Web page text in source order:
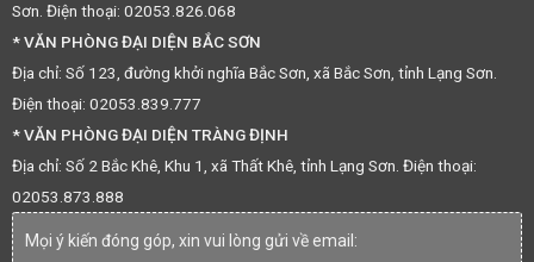
Sơn. Điện thoại: 02053.826.068
* VĂN PHÒNG ĐẠI DIỆN BẮC SƠN
Địa chỉ: Số 123, đường khởi nghĩa Bắc Sơn, xã Bắc Sơn, tỉnh Lạng Sơn.
Điện thoại: 02053.839.777
* VĂN PHÒNG ĐẠI DIỆN TRÀNG ĐỊNH
Địa chỉ: Số 2 Bắc Khê, Khu 1, xã Thất Khê, tỉnh Lạng Sơn. Điện thoại:
02053.873.888
Mọi ý kiến đóng góp, xin vui lòng gửi về email: